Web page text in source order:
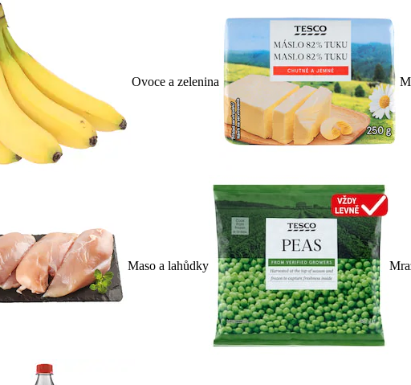
Ovoce a zelenina
Maso a lahůdky